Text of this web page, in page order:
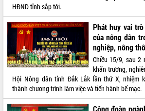
Lắk
Khơi thông điểm nghẽn, đẩy nhanh
giải ngân vốn khắc phục thiên tai
HĐND tỉnh thông qua điều chỉnh Quy
hoạch tỉnh thời kỳ 2021-2030
Hội thảo góp ý hồ sơ điều chỉnh quy
hoạch tỉnh Đắk Lắk thời kỳ 2021-2030,
tầm nhìn đến năm 2050
Nâng cao hiệu quả hoạt động của các
doanh nghiệp nhà nước
HĐND tỉnh sắp tới.
Phát huy vai
của nông dân
nghiệp, nông
Chiều 15/9, sau 2
khẩn trương,
Hội Nông dân tỉnh Đắk Lắk lần thứ X, nhiệm
thành chương trình làm việc và tiến hành bế mạc.
Công đoàn